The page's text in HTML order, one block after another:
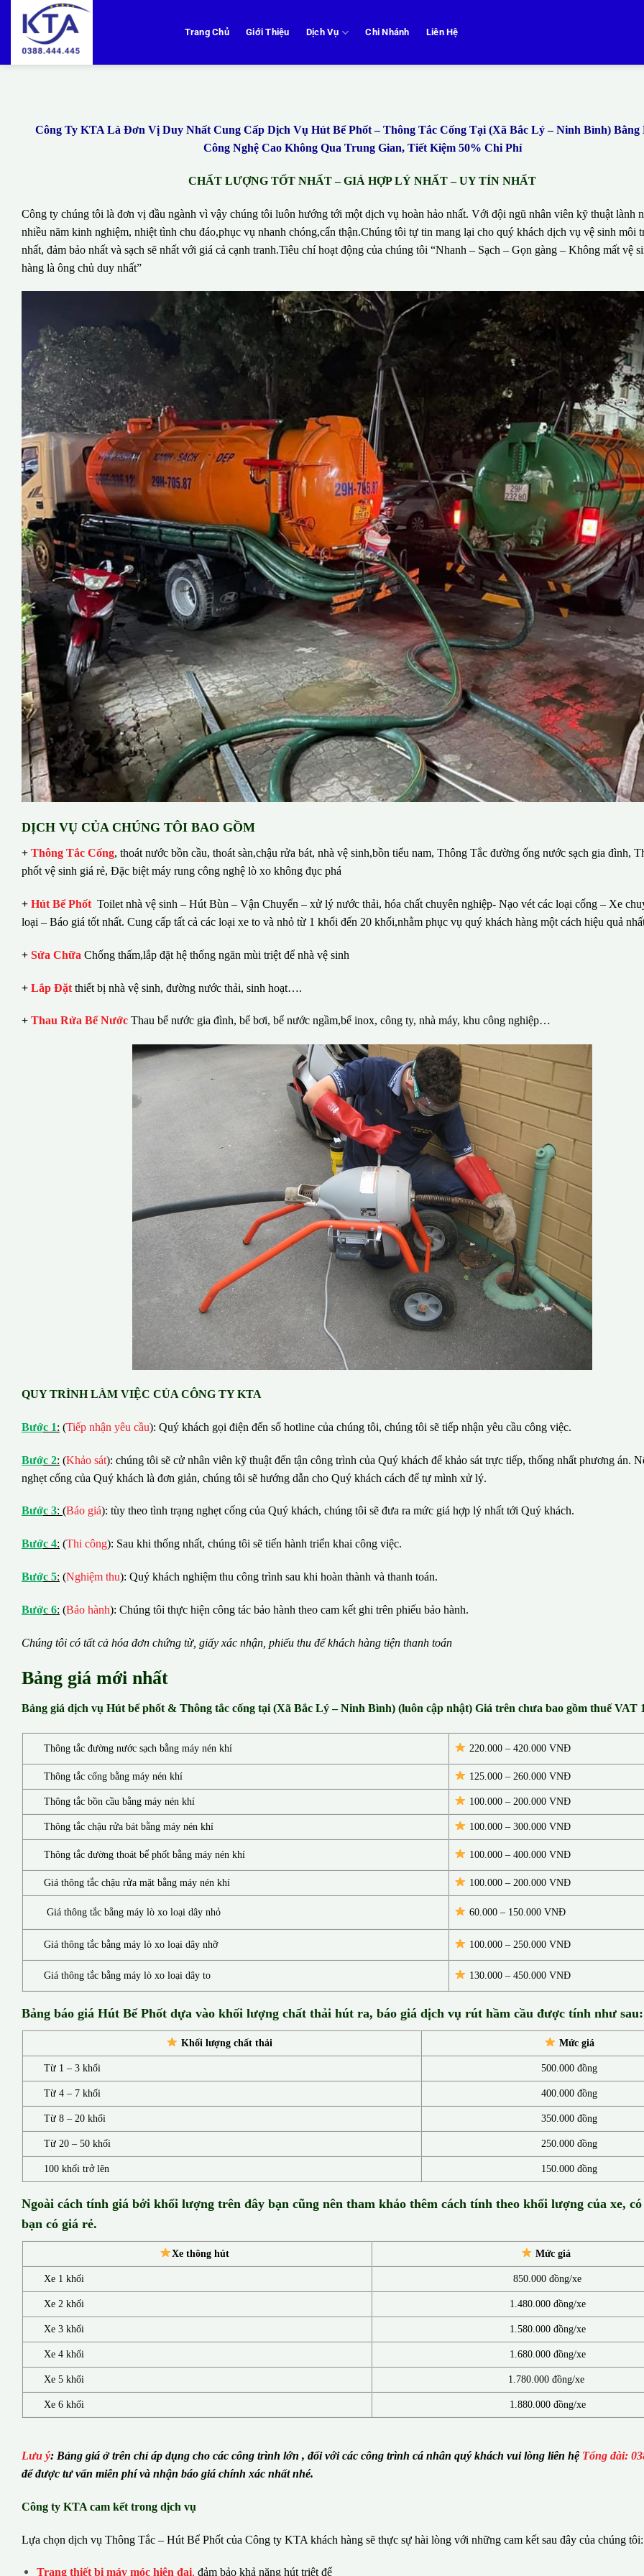
dung
Trang Chủ Giới Thiệu Dịch Vụ Chi Nhánh Liên Hệ
Công Ty KTA Là Đơn Vị Duy Nhất Cung Cấp Dịch Vụ Hút Bể Phốt – Thông Tắc Cống Tại (Xã Bắc Lý – Ninh Bình) Bằng
Công Nghệ Cao Không Qua Trung Gian, Tiết Kiệm 50% Chi Phí
CHẤT LƯỢNG TỐT NHẤT – GIÁ HỢP LÝ NHẤT – UY TÍN NHẤT
Công ty chúng tôi là đơn vị đầu ngành vì vậy chúng tôi luôn hướng tới một dịch vụ hoàn hảo nhất. Với đội ngũ nhân viên kỹ thuật lành
nhiều năm kinh nghiệm, nhiệt tình chu đáo,phục vụ nhanh chóng,cẩn thận.Chúng tôi tự tin mang lại cho quý khách dịch vụ vệ sinh môi
nhất, đảm bảo nhất và sạch sẽ nhất với giá cả cạnh tranh.Tiêu chí hoạt động của chúng tôi “Nhanh – Sạch – Gọn gàng – Không mất vệ
hàng là ông chủ duy nhất”
DỊCH VỤ CỦA CHÚNG TÔI BAO GỒM
+ Thông Tắc Cống, thoát nước bồn cầu, thoát sàn,chậu rửa bát, nhà vệ sinh,bồn tiểu nam, Thông Tắc đường ống nước sạch gia đình,
phốt vệ sinh giá rẻ, Đặc biệt máy rung công nghệ lò xo không đục phá
+ Hút Bể Phốt Toilet nhà vệ sinh – Hút Bùn – Vận Chuyển – xử lý nước thải, hóa chất chuyên nghiệp- Nạo vét các loại cống – Xe
loại – Báo giá tốt nhất. Cung cấp tất cả các loại xe to và nhỏ từ 1 khối đến 20 khối,nhằm phục vụ quý khách hàng một cách hiệu quả
+ Sửa Chữa Chống thấm,lắp đặt hệ thống ngăn mùi triệt để nhà vệ sinh
+ Lắp Đặt thiết bị nhà vệ sinh, đường nước thải, sinh hoạt….
+ Thau Rửa Bể Nước Thau bể nước gia đình, bể bơi, bể nước ngầm,bể inox, công ty, nhà máy, khu công nghiệp…
QUY TRÌNH LÀM VIỆC CỦA CÔNG TY KTA
Bước 1: (Tiếp nhận yêu cầu): Quý khách gọi điện đến số hotline của chúng tôi, chúng tôi sẽ tiếp nhận yêu cầu công việc.
Bước 2: (Khảo sát): chúng tôi sẽ cử nhân viên kỹ thuật đến tận công trình của Quý khách để khảo sát trực tiếp, thống nhất phương án.
nghẹt cống của Quý khách là đơn giản, chúng tôi sẽ hướng dẫn cho Quý khách cách để tự mình xử lý.
Bước 3: (Báo giá): tùy theo tình trạng nghẹt cống của Quý khách, chúng tôi sẽ đưa ra mức giá hợp lý nhất tới Quý khách.
Bước 4: (Thi công): Sau khi thống nhất, chúng tôi sẽ tiến hành triển khai công việc.
Bước 5: (Nghiệm thu): Quý khách nghiệm thu công trình sau khi hoàn thành và thanh toán.
Bước 6: (Bảo hành): Chúng tôi thực hiện công tác bảo hành theo cam kết ghi trên phiếu bảo hành.
Chúng tôi có tất cả hóa đơn chứng từ, giấy xác nhận, phiếu thu đểkhách hàng tiện thanh toán
Bảng giá mới nhất
Bảng giá dịch vụ Hút bể phốt & Thông tắc cống tại (Xã Bắc Lý – Ninh Bình) (luôn cập nhật) Giá trên chưa bao gồm thuế VAT
Thông tắc đường nước sạch bằng máy nén khí 220.000 – 420.000 VNĐ
Thông tắc cống bằng máy nén khí 125.000 – 260.000 VNĐ
Thông tắc bồn cầu bằng máy nén khí 100.000 – 200.000 VNĐ
Thông tắc chậu rửa bát bằng máy nén khí 100.000 – 300.000 VNĐ
Thông tắc đường thoát bể phốt bằng máy nén khí 100.000 – 400.000 VNĐ
Giá thông tắc chậu rửa mặt bằng máy nén khí 100.000 – 200.000 VNĐ
Giá thông tắc bằng máy lò xo loại dây nhỏ 60.000 – 150.000 VNĐ
Giá thông tắc bằng máy lò xo loại dây nhỡ 100.000 – 250.000 VNĐ
Giá thông tắc bằng máy lò xo loại dây to 130.000 –450.000 VNĐ
Bảng báo giá Hút Bể Phốt dựa vào khối lượng chất thải hút ra, báo giá dịch vụ rút hầm cầu được tính như sau:
Khối lượng chất thải Mức giá
Từ 1 – 3 khối 500.000 đồng
Từ 4 – 7 khối 400.000 đồng
Từ 8 – 20 khối 350.000 đồng
Từ 20 – 50 khối 250.000 đồng
100 khối trở lên 150.000 đồng
Ngoài cách tính giá bởi khối lượng trên đây bạn cũng nên tham khảo thêm cách tính theo khối lượng của xe,
bạn có giá rẻ.
Xe thông hút Mức giá
Xe 1 khối 850.000 đồng/xe
Xe 2 khối 1.480.000 đồng/xe
Xe 3 khối 1.580.000 đồng/xe
Xe 4 khối 1.680.000 đồng/xe
Xe 5 khối 1.780.000 đồng/xe
Xe 6 khối 1.880.000 đồng/xe
Lưu ý: Bảng giá ở trên chỉ áp dụng cho các công trình lớn , đối với các công trình cá nhân quý khách vui lòng liên hệ Tổng đài:
để được tư vấn miễn phí và nhận báo giá chính xác nhất nhé.
Công ty KTA cam kết trong dịch vụ
Lựa chọn dịch vụ Thông Tắc – Hút Bể Phốt của Công ty KTA khách hàng sẽ thực sự hài lòng với những cam kết sau đây của chúng tôi:
Trang thiết bị máy móc hiện đại, đảm bảo khả năng hút triệt để